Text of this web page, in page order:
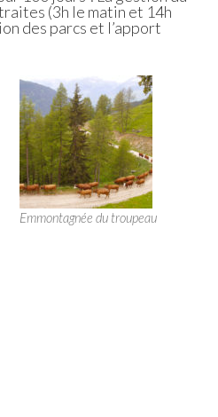
(3h le matin et 14h
des parcs et l’apport
Emmontagnée du troupeau